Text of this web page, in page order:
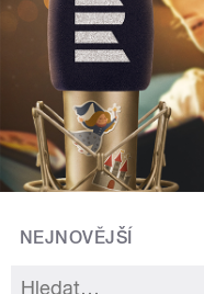
NEJNOVĚJŠÍ